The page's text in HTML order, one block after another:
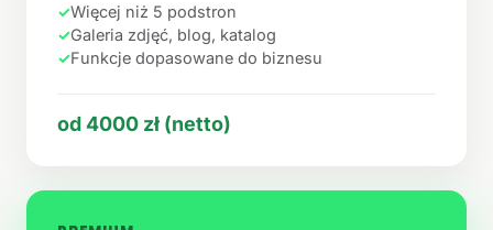
✓Więcej niż 5 podstron
✓Galeria zdjęć, blog, katalog
✓Funkcje dopasowane do biznesu
od 4000 zł (netto)